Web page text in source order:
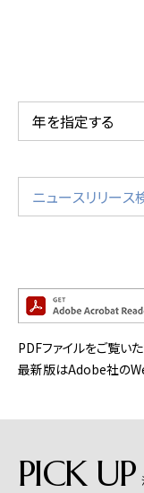
年を指定する
PDFファイルをご覧い
最新版はAdobe社の
PICK UP